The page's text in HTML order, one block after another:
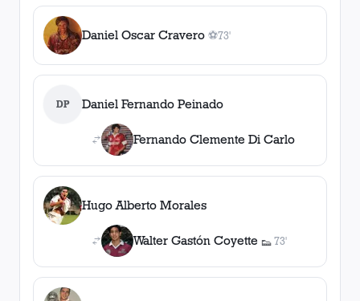
Daniel Oscar Cravero ⚽
1gol
73'
DP Daniel Fernando Peinado
Fernando Clemente Di Carlo
Hugo Alberto Morales
Walter Gastón Coyette 👟
1asistencia
73'